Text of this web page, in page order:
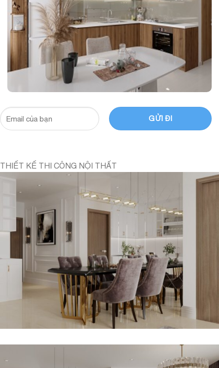
can-2-ngu-1-64mv-2-ve-sinh-khach-hang-c
THIẾT KẾ THI CÔNG NỘI THẤT